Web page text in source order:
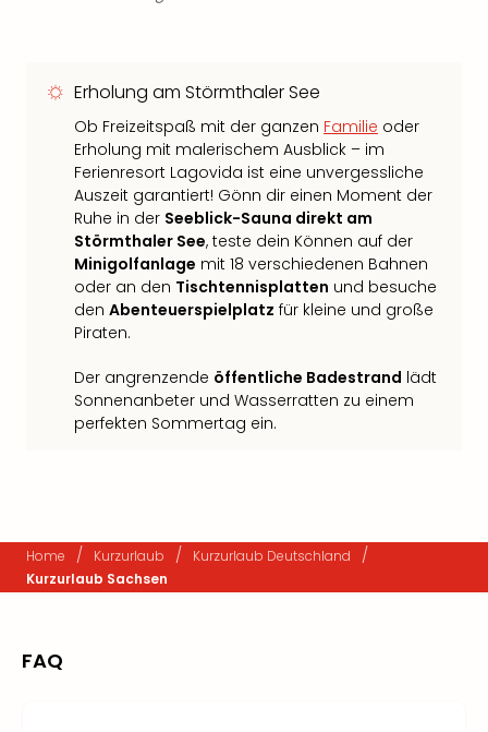
Erholung am Störmthaler See
Ob Freizeitspaß mit der ganzen Familie oder
Erholung mit malerischem Ausblick – im
Ferienresort Lagovida ist eine unvergessliche
Auszeit garantiert! Gönn dir einen Moment der
Ruhe in der Seeblick-Sauna direkt am
Störmthaler See, teste dein Können auf der
Minigolfanlage mit 18 verschiedenen Bahnen
oder an den Tischtennisplatten und besuche
den Abenteuerspielplatz für kleine und große
Piraten.
Der angrenzende öffentliche Badestrand lädt
Sonnenanbeter und Wasserratten zu einem
perfekten Sommertag ein.
Home / Kurzurlaub / Kurzurlaub Deutschland /
Kurzurlaub Sachsen
FAQ